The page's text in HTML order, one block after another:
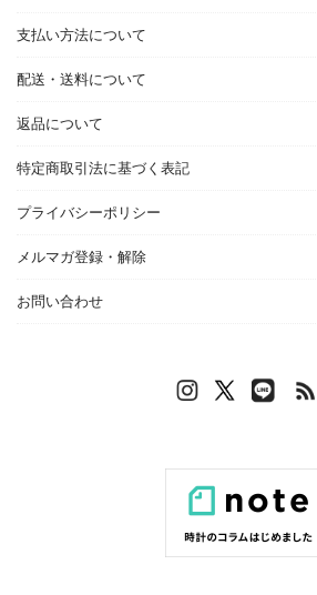
支払い方法について
配送・送料について
返品について
特定商取引法に基づく表記
プライバシーポリシー
メルマガ登録・解除
お問い合わせ